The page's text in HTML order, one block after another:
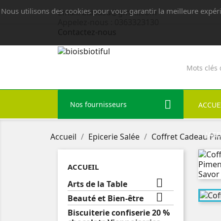
Nous utilisons des cookies pour vous garantir la meilleure
Email:bibsasu@gmail.com
Nos fournisseurs
Accueil Epicerie Salée Coffret Cadeau
ACCUEIL
Arts de la Table 
Beauté et Bien-être 
Biscuiterie confiserie 20 %